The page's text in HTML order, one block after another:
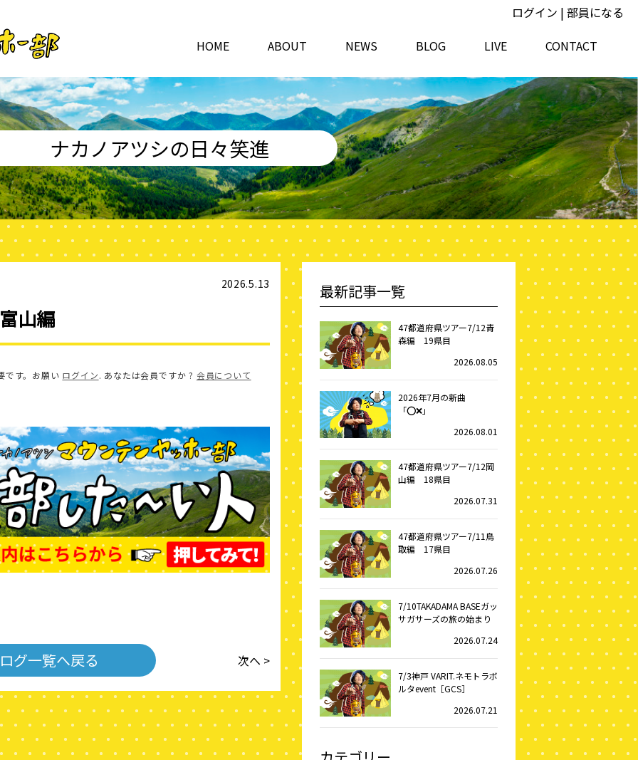
ログイン | 部員になる
HOME
ABOUT NEWS BLOG LIVE CONTACT
ナカノアツシの日々笑進
2026.5.13
山編
です。お願い ログイン. あなたは会員ですか ? 会員について
グ一覧へ戻る 次へ >
最新記事一覧
47都道府県ツアー7/12青
森編 19県目
2026.08.05
2026年7月の新曲
「⭕️❌」
2026.08.01
47都道府県ツアー7/12岡
山編 18県目
2026.07.31
47都道府県ツアー7/11鳥
取編 17県目
2026.07.26
7/10TAKADAMA BASEガッ
サガサーズの旅の始まり
2026.07.24
7/3神戸 VARIT.ネモトラボ
ルタevent［GCS］
2026.07.21